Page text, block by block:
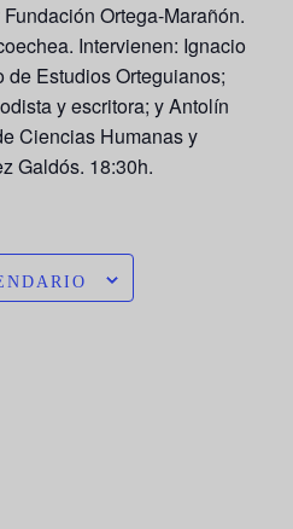
Ortega-Marañón.
Intervienen: Ignacio
Estudios Orteguianos;
y escritora; y Antolín
Ciencias Humanas y
Galdós. 18:30h.